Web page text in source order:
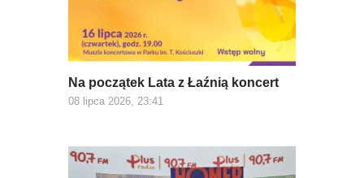
Na początek Lata z Łaźnią koncert
08 lipca 2026, 23:41